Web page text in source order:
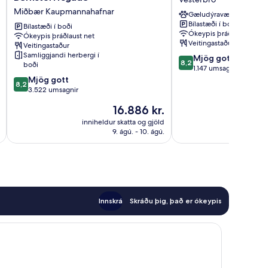
Bernstorffsgade
Miðbær
Kaupmannahafnar
Miðbær Kaupmannahafnar
Bílastæði í boði
Ókeypis þráðlaust net
Veitingastaður
Samliggjandi herbergi í
boði
8.2
af
umsagnir
8,2 Mjög gott
3.522 umsagnir
Verðið
er
16.886 kr.
16.886 kr.
inniheldur skatta og gjöld
9. ágú. - 10. ágú.
Vesterbro
Gæludýravænt
Bílastæði í boði
Ókeypis þráðlaust net
Veitingastaður
8.2
af
8,2 Mjög gott
1.147 umsagnir
Innskrá Skráðu þig, það er ókeypis